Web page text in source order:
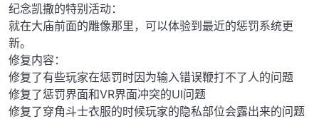
纪念凯撒的特别活动：
就在大庙前面的雕像那里，可以体验到最近的惩罚系统更
新。
修复内容：
修复了有些玩家在惩罚时因为输入错误鞭打不了人的问题
修复了惩罚界面和VR界面冲突的UI问题
修复了穿角斗士衣服的时候玩家的隐私部位会露出来的问题